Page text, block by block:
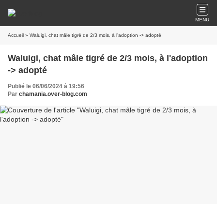
MENU
Accueil » Waluigi, chat mâle tigré de 2/3 mois, à l'adoption -> adopté
Waluigi, chat mâle tigré de 2/3 mois, à l'adoption
-> adopté
Publié le 06/06/2024 à 19:56
Par chamania.over-blog.com